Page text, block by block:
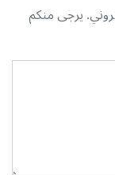
يرجى منكم